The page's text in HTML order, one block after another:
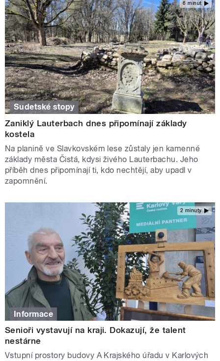
6 minut
Sudetské stopy
Zaniklý Lauterbach dnes připomínají základy
kostela
Na planině ve Slavkovském lese zůstaly jen kamenné
základy města Čistá, kdysi živého Lauterbachu. Jeho
příběh dnes připomínají ti, kdo nechtějí, aby upadl v
zapomnění.
2 minuty
Informace
Senioři vystavují na kraji. Dokazují, že talent
nestárne
Vstupní prostory budovy A Krajského úřadu v Karlových